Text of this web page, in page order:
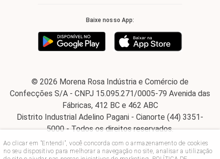
Ao clicar em "Entendi", você concorda com o armazenamento de cookies
no seu dispositivo para melhorar a navegação no site, analisar a utilização
Baixe nosso App:
© 2026 Morena Rosa Indústria e Comércio de
Confecções S/A - CNPJ 15.095.271/0005-79 Avenida das
Fábricas, 412 BC e 462 ABC
Distrito Industrial Adelino Pagani - Cianorte (44) 3351-
5000 - Todos os direitos reservados.